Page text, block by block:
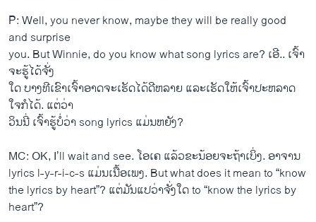
P: Well, you never know, maybe they will be really good
and surprise
you. But Winnie, do you know what song lyrics are? ​ເອີ.. ​ເຈົ້າ​
ຈະ​ຮູ້​ໄດ້​ຈັ່ງ
​ໃດ ບາງ​ທີ​ເຂົາ​ເຈົ້າ​ອາດ​ຈະ​ເຮັດ​ໄດ້​ດີ​ຫລາຍ ​ແລະເຮັດ​ໃຫ້​ເຈົ້າ​ປະຫລາດ​
ໃຈ​ກໍ​ໄດ້. ​ແຕ່​ວ່າ
ວິນ​ນີ່ ເຈົ້າຮູ້​ບໍ່​ວ່າ song lyrics ​ແມ່ນ​ຫຍັງ?
MC: OK, I’ll wait and see. ​ໂອ​ເຄ ​ແລ້ວ​ຂະ​ນ້ອຍ​ຈະ​ຖ້າ​ເບິ່ງ. ອາຈານ
lyrics l-y-r-i-c-s ​ແມ່ນ​ເນື້ອ​ເພງ. But what does it mean to “know
the lyrics by heart”? ​ແຕ່​ມັນ​ແປ​ວ່າ​ຈັ່ງ​ໃດ to “know the lyrics by
heart”?